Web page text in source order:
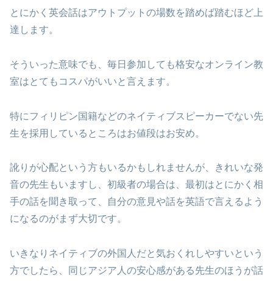
とにかく英会話はアウトプットの場数を踏めば踏むほど上
達します。
そういった意味でも、毎日参加しても格安なオンライン教
室はとてもコスパがいいと言えます。
特にフィリピン国籍などのネイティブスピーカーでない先
生を採用しているところはお値段はお安め。
訛りが心配という方もいるかもしれませんが、きれいな発
音の先生もいますし、初級者の場合は、最初はとにかく相
手の話を聞き取って、自分の意見や話を英語で言えるよう
になるのがまず大切です。
いきなりネイティブの外国人だと気おくれしやすいという
方でしたら、同じアジア人の安心感がある先生のほうが話